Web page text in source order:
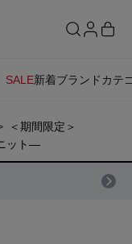
SALE新着ブランド カテ
＜期間限定＞
ット―